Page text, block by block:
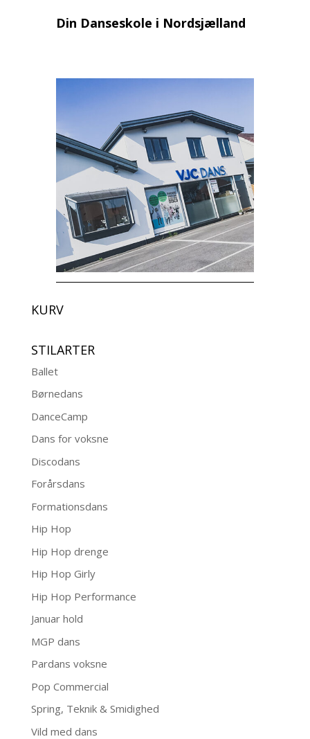
Din Danseskole i Nordsjælland
KURV
STILARTER
Ballet
Børnedans
DanceCamp
Dans for voksne
Discodans
Forårsdans
Formationsdans
Hip Hop
Hip Hop drenge
Hip Hop Girly
Hip Hop Performance
Januar hold
MGP dans
Pardans voksne
Pop Commercial
Spring, Teknik & Smidighed
Vild med dans